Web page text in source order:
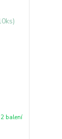
balení